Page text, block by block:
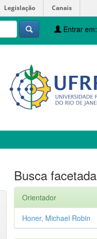
Legislação Canais
Entrar em:
Busca facetada
Orientador
Honer, Michael Robin